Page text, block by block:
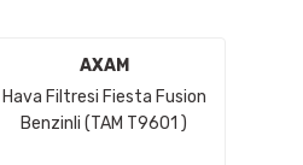
AXAM
Hava Filtresi Fiesta Fusion
Benzinli (TAM T9601 )